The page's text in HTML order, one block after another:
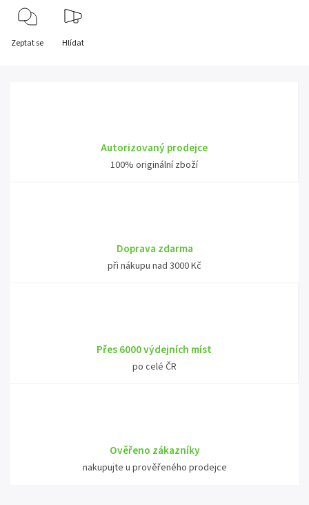
Zeptat se Hlídat
Autorizovaný prodejce
100% originální zboží
Doprava zdarma
při nákupu nad 3000 Kč
Přes 6000 výdejních míst
po celé ČR
Ověřeno zákazníky
nakupujte u prověřeného prodejce